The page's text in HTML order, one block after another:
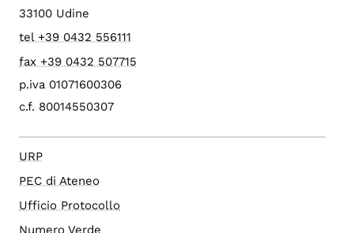
33100 Udine
tel +39 0432 556111
fax +39 0432 507715
p.iva 01071600306
c.f. 80014550307
URP
PEC di Ateneo
Ufficio Protocollo
Numero Verde